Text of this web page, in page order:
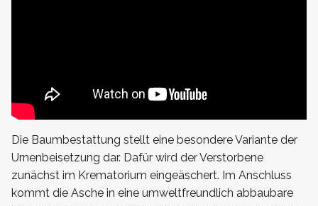
Die Baumbestattung stellt eine besondere Variante der
Urnenbeisetzung dar. Dafür wird der Verstorbene
zunächst im Krematorium eingeäschert. Im Anschluss
kommt die Asche in eine umweltfreundlich abbaubare